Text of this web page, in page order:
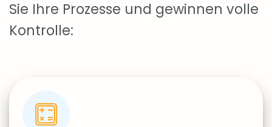
Sie Ihre Prozesse und gewinnen volle
Kontrolle: